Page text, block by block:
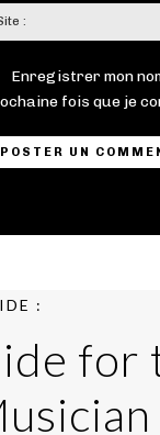
Enregistrer mon
fois que je
:
for